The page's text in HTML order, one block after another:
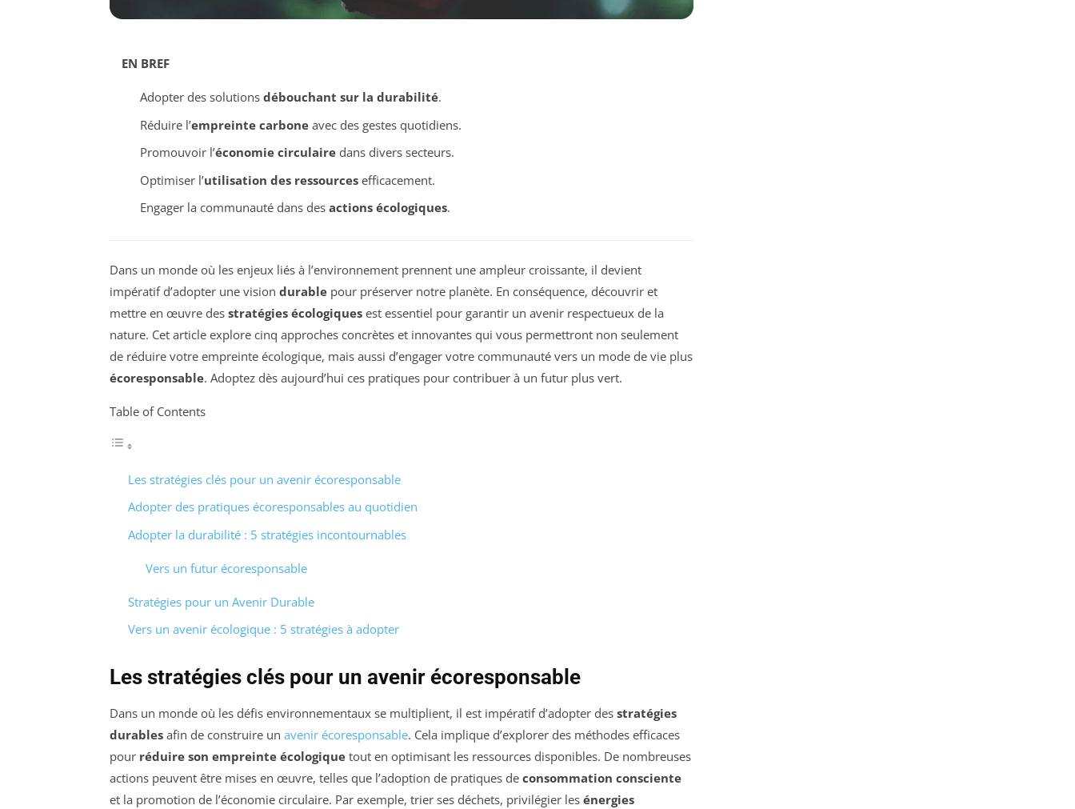
EN BREF
Adopter des solutions débouchant sur la durabilité.
Réduire l’empreinte carboneavec des gestes quotidiens.
Promouvoir l’économie circulairedans divers secteurs.
Optimiser l’utilisation des ressourcesefficacement.
Engager la communauté dans des actions écologiques.
Dans un monde où les enjeux liés à l’environnement prennent une ampleur croissante, il devient
impératif d’adopter une vision durable pour préserver notre planète. En conséquence, découvrir et
mettre en œuvre des stratégies écologiques est essentiel pour garantir un avenir respectueux de la
nature. Cet article explore cinq approches concrètes et innovantes qui vous permettront non seulement
de réduire votre empreinte écologique, mais aussi d’engager votre communauté vers un mode de vie plus
écoresponsable. Adoptez dès aujourd’hui ces pratiques pour contribuer à un futur plus vert.
Table of Contents
Les stratégies clés pour un avenir écoresponsable
Adopter des pratiques écoresponsables au quotidien
Adopter la durabilité : 5 stratégies incontournables
Vers un futur écoresponsable
Stratégies pour un Avenir Durable
Vers un avenir écologique : 5 stratégies à adopter
Les stratégies clés pour un avenir écoresponsable
Dans un monde où les défis environnementaux se multiplient, il est impératif d’adopter des stratégies
durables afin de construire un avenir écoresponsable. Cela implique d’explorer des méthodes efficaces
pour réduire son empreinte écologique tout en optimisant les ressources disponibles. De nombreuses
actions peuvent être mises en œuvre, telles que l’adoption de pratiques de consommation consciente
et la promotion de l’économie circulaire. Par exemple, trier ses déchets, privilégier les énergies